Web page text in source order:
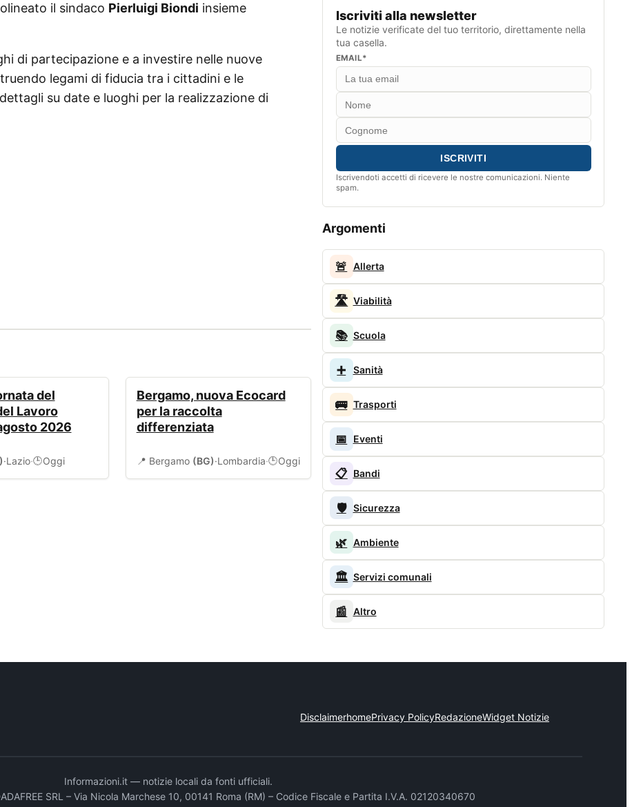
il sindaco Pierluigi Biondi insieme
di partecipazione e a investire nelle nuove
legami di fiducia tra i cittadini e le
su date e luoghi per la realizzazione di
del
Lavoro
2026
·Lazio·🕒Oggi
Bergamo, nuova Ecocard
per la raccolta
differenziata
📍 Bergamo (BG)·Lombardia·🕒Oggi
Iscriviti alla newsletter
Le notizie verificate del tuo territorio, direttamente nella
tua casella.
EMAIL*
Iscrivendoti accetti di ricevere le nostre comunicazioni. Niente
spam.
Argomenti
🚨 Allerta
🛣️ Viabilità
📚 Scuola
➕ Sanità
🚌 Trasporti
📅 Eventi
📋 Bandi
🛡️ Sicurezza
🌿 Ambiente
🏛️ Servizi comunali
📰 Altro
DisclaimerhomePrivacy PolicyRedazioneWidget Notizie
Informazioni.it — notizie locali da fonti ufficiali.
SRL – Via Nicola Marchese 10, 00141 Roma (RM) – Codice Fiscale e Partita I.V.A. 02120340670